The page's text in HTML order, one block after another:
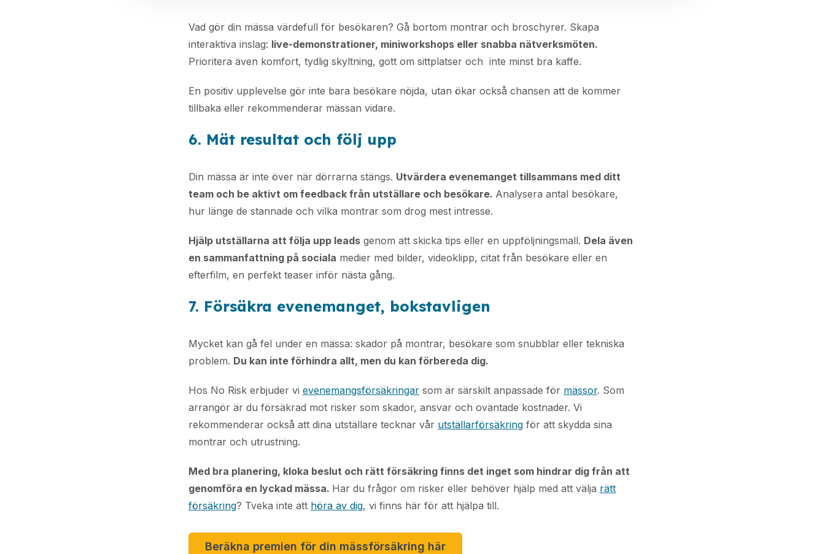
Vad gör din mässa värdefull för besökaren? Gå bortom montrar och broschyrer. Skapa
interaktiva inslag: live-demonstrationer, miniworkshops eller snabba nätverksmöten.
Prioritera även komfort, tydlig skyltning, gott om sittplatser och inte minst bra kaffe.
En positiv upplevelse gör inte bara besökare nöjda, utan ökar också chansen att de kommer
tillbaka eller rekommenderar mässan vidare.
6. Mät resultat och följ upp
Din mässa är inte över när dörrarna stängs. Utvärdera evenemanget tillsammans med ditt
team och be aktivt om feedback från utställare och besökare. Analysera antal besökare,
hur länge de stannade och vilka montrar som drog mest intresse.
Hjälp utställarna att följa upp leads genom att skicka tips eller en uppföljningsmall. Dela även
en sammanfattning på sociala medier med bilder, videoklipp, citat från besökare eller en
efterfilm, en perfekt teaser inför nästa gång.
7. Försäkra evenemanget, bokstavligen
Mycket kan gå fel under en mässa: skador på montrar, besökare som snubblar eller tekniska
problem. Du kan inte förhindra allt, men du kan förbereda dig.
Hos No Risk erbjuder vi evenemangsförsäkringar som är särskilt anpassade för mässor. Som
arrangör är du försäkrad mot risker som skador, ansvar och oväntade kostnader. Vi
rekommenderar också att dina utställare tecknar vår utställarförsäkring för att skydda sina
montrar och utrustning.
Med bra planering, kloka beslut och rätt försäkring finns det inget som hindrar dig från att
genomföra en lyckad mässa. Har du frågor om risker eller behöver hjälp med att välja rätt
försäkring? Tveka inte att höra av dig, vi finns här för att hjälpa till.​​
Beräkna premien för din mässförsäkring här